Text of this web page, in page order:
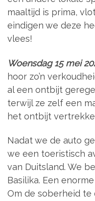
maaltijd is prima,
eindigen we deze
vlees!
Woensdag 15 mei
hoor zo’n
al een ontbijt
terwijl ze zelf een
het ontbijt
Nadat we de auto
we een toeristisch
van Duitsland. We
Basilika. Een
Om de soberheid